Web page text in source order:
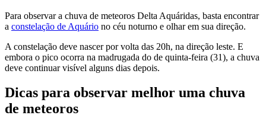
Para observar a chuva de meteoros Delta Aquáridas, basta encontrar
a constelação de Aquário no céu noturno e olhar em sua direção.
A constelação deve nascer por volta das 20h, na direção leste. E
embora o pico ocorra na madrugada do de quinta-feira (31), a chuva
deve continuar visível alguns dias depois.
Dicas para observar melhor uma chuva
de meteoros